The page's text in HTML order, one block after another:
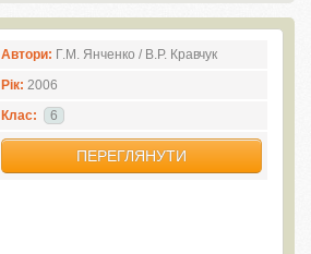
Автори: Г.М. Янченко / В.Р. Кравчук
Рік: 2006
Клас:
6
ПЕРЕГЛЯНУТИ